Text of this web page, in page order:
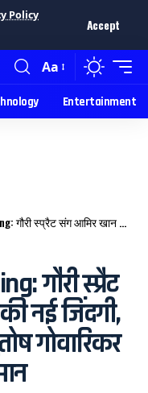
Policy
Accept
Aa
Entertainment
नई जिंदगी, मुकेश अंबानी और आशुतोष गोवारिकर समेत पहुंचे ये खास मेहमान
गौरी स्प्रैट
नई जिंदगी,
गोवारिकर